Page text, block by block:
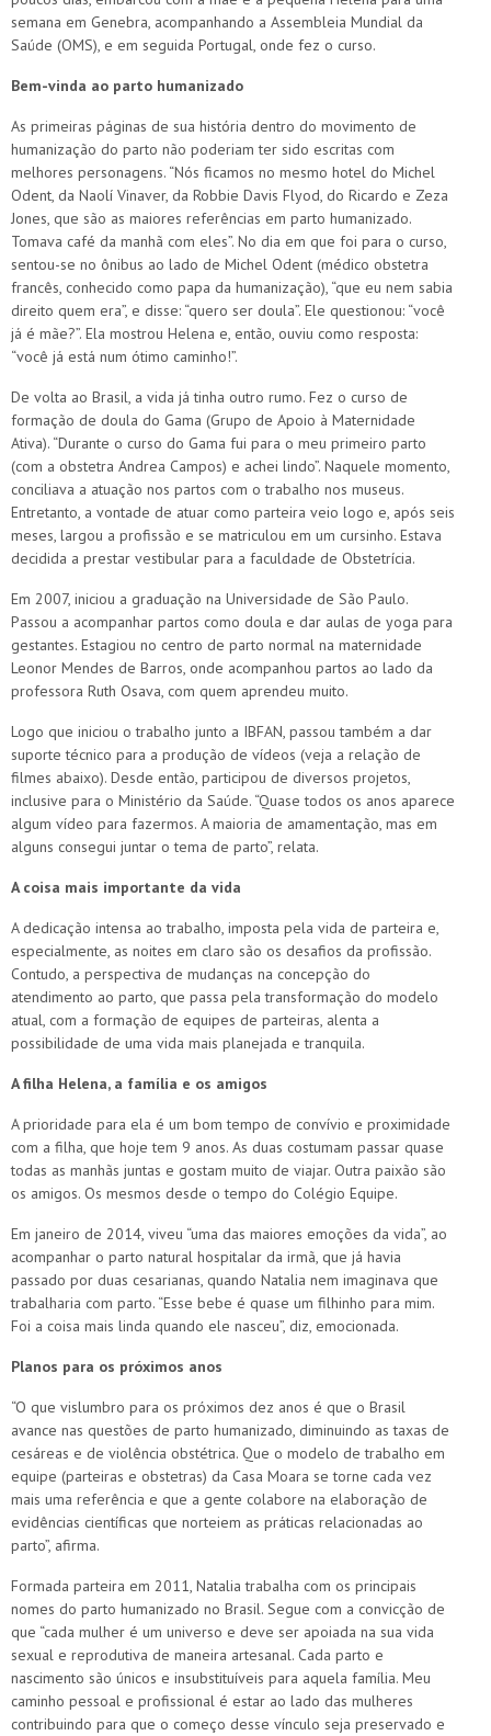
semana em Genebra, acompanhando a Assembleia Mundial da
Saúde (OMS), e em seguida Portugal, onde fez o curso.
Bem-vinda ao parto humanizado
As primeiras páginas de sua história dentro do movimento de
humanização do parto não poderiam ter sido escritas com
melhores personagens. “Nós ficamos no mesmo hotel do Michel
Odent, da Naolí Vinaver, da Robbie Davis Flyod, do Ricardo e Zeza
Jones, que são as maiores referências em parto humanizado.
Tomava café da manhã com eles”. No dia em que foi para o curso,
sentou-se no ônibus ao lado de Michel Odent (médico obstetra
francês, conhecido como papa da humanização), “que eu nem sabia
direito quem era”, e disse: “quero ser doula”. Ele questionou: “você
já é mãe?”. Ela mostrou Helena e, então, ouviu como resposta:
“você já está num ótimo caminho!”.
De volta ao Brasil, a vida já tinha outro rumo. Fez o curso de
formação de doula do Gama (Grupo de Apoio à Maternidade
Ativa). “Durante o curso do Gama fui para o meu primeiro parto
(com a obstetra Andrea Campos) e achei lindo”. Naquele momento,
conciliava a atuação nos partos com o trabalho nos museus.
Entretanto, a vontade de atuar como parteira veio logo e, após seis
meses, largou a profissão e se matriculou em um cursinho. Estava
decidida a prestar vestibular para a faculdade de Obstetrícia.
Em 2007, iniciou a graduação na Universidade de São Paulo.
Passou a acompanhar partos como doula e dar aulas de yoga para
gestantes. Estagiou no centro de parto normal na maternidade
Leonor Mendes de Barros, onde acompanhou partos ao lado da
professora Ruth Osava, com quem aprendeu muito.
Logo que iniciou o trabalho junto a IBFAN, passou também a dar
suporte técnico para a produção de vídeos (veja a relação de
filmes abaixo). Desde então, participou de diversos projetos,
inclusive para o Ministério da Saúde. “Quase todos os anos aparece
algum vídeo para fazermos. A maioria de amamentação, mas em
alguns consegui juntar o tema de parto”, relata.
A coisa mais importante da vida
A dedicação intensa ao trabalho, imposta pela vida de parteira e,
especialmente, as noites em claro são os desafios da profissão.
Contudo, a perspectiva de mudanças na concepção do
atendimento ao parto, que passa pela transformação do modelo
atual, com a formação de equipes de parteiras, alenta a
possibilidade de uma vida mais planejada e tranquila.
A filha Helena, a família e os amigos
A prioridade para ela é um bom tempo de convívio e proximidade
com a filha, que hoje tem 9 anos. As duas costumam passar quase
todas as manhãs juntas e gostam muito de viajar. Outra paixão são
os amigos. Os mesmos desde o tempo do Colégio Equipe.
Em janeiro de 2014, viveu “uma das maiores emoções da vida”, ao
acompanhar o parto natural hospitalar da irmã, que já havia
passado por duas cesarianas, quando Natalia nem imaginava que
trabalharia com parto. “Esse bebe é quase um filhinho para mim.
Foi a coisa mais linda quando ele nasceu”, diz, emocionada.
Planos para os próximos anos
“O que vislumbro para os próximos dez anos é que o Brasil
avance nas questões de parto humanizado, diminuindo as taxas de
cesáreas e de violência obstétrica. Que o modelo de trabalho em
equipe (parteiras e obstetras) da Casa Moara se torne cada vez
mais uma referência e que a gente colabore na elaboração de
evidências científicas que norteiem as práticas relacionadas ao
parto”, afirma.
Formada parteira em 2011, Natalia trabalha com os principais
nomes do parto humanizado no Brasil. Segue com a convicção de
que “cada mulher é um universo e deve ser apoiada na sua vida
sexual e reprodutiva de maneira artesanal. Cada parto e
nascimento são únicos e insubstituíveis para aquela família. Meu
caminho pessoal e profissional é estar ao lado das mulheres
contribuindo para que o começo desse vínculo seja preservado e